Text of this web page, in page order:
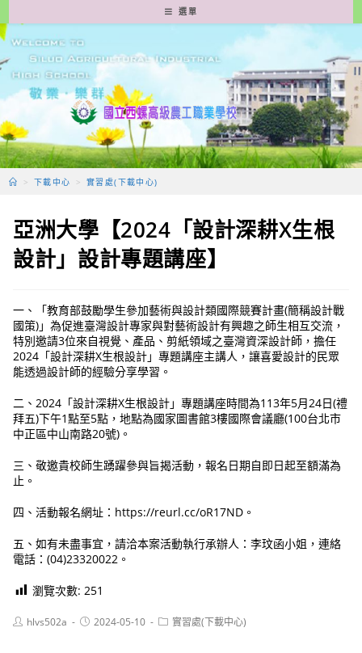
轉
至
要
容
選單
> 下載中心 > 實習處(下載中心)
亞洲大學【2024「設計深耕X生根
設計」設計專題講座】
一、「教育部鼓勵學生參加藝術與設計類國際競賽計畫(簡稱設計戰
國策)」為促進臺灣設計專家與對藝術設計有興趣之師生相互交流，
特別邀請3位來自視覺、產品、剪紙領域之臺灣資深設計師，擔任
2024「設計深耕X生根設計」專題講座主講人，讓喜愛設計的民眾
能透過設計師的經驗分享學習。
二、2024「設計深耕X生根設計」專題講座時間為113年5月24日(禮
拜五)下午1點至5點，地點為國家圖書館3樓國際會議廳(100台北市
中正區中山南路20號)。
三、敬邀貴校師生踴躍參與旨揭活動，報名日期自即日起至額滿為
止。
四、活動報名網址：https://reurl.cc/oR17ND。
五、如有未盡事宜，請洽本案活動執行承辦人：李玟函小姐，連絡
電話：(04)23320022。
瀏覽次數: 251
Posthlvs502a
Post2024-05-10
Post實習處(下載中心)